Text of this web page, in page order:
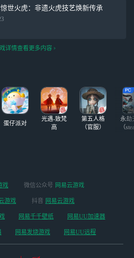
世火虎：非遗火虎技艺焕新传承
详情查看更多内容
蛋仔派对
光遇-致梵
高
第五人格
（官服）
永劫
（
戏 微信公众号 网易云游戏
游戏 抖音 网易云游戏
网易千千壁纸 网易UU加速器
网易发烧游戏 网易UU远程